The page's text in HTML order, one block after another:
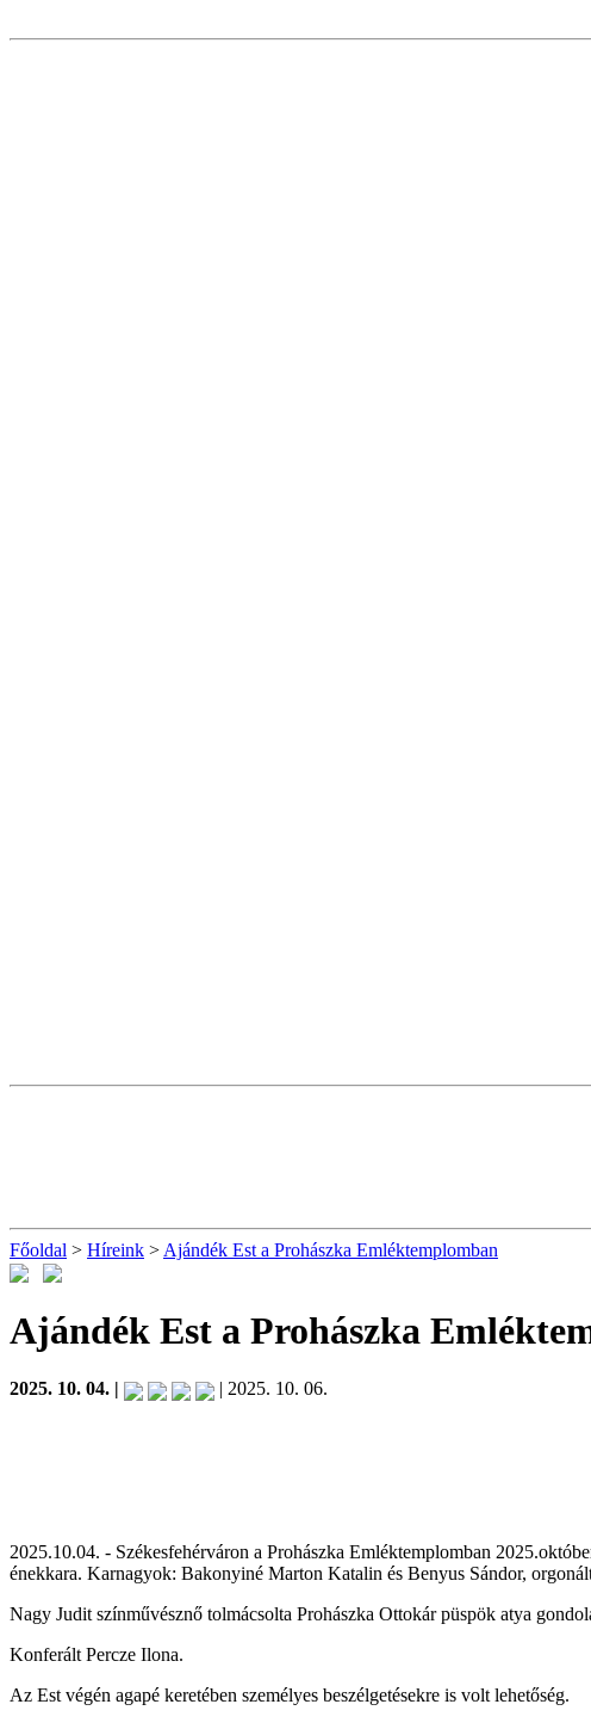
Főoldal > Híreink > Ajándék Est a Prohászka Emléktemplomban
Ajándék Est a Prohászka
2025. 10. 04. | | 2025. 10. 06.
2025.10.04. - Székesfehérváron a Prohászka Emléktemplomban
énekkara. Karnagyok: Bakonyiné Marton Katalin és Benyus Sándor,
Nagy Judit színművésznő tolmácsolta Prohászka Ottokár püspök atya
Konferált Percze Ilona.
Az Est végén agapé keretében személyes beszélgetésekre is volt lehetőség.